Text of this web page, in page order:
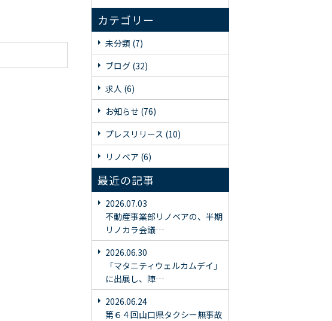
カテゴリー
未分類 (7)
ブログ (32)
求人 (6)
お知らせ (76)
プレスリリース (10)
リノベア (6)
最近の記事
2026.07.03
不動産事業部リノベアの、半期
リノカラ会議…
2026.06.30
「マタニティウェルカムデイ」
に出展し、陣…
2026.06.24
第６４回山口県タクシー無事故